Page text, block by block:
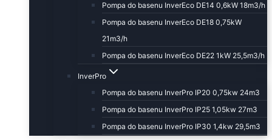
Pompa do basenu InverEco DE14 0,6kW 18m3/h
Pompa do basenu InverEco DE18 0,75kW
21m3/h
Pompa do basenu InverEco DE22 1kW 25,5m3/h
InverPro
Pompa do basenu InverPro IP20 0,75kw 24m3
Pompa do basenu InverPro IP25 1,05kw 27m3
Pompa do basenu InverPro IP30 1,4kw 29,5m3